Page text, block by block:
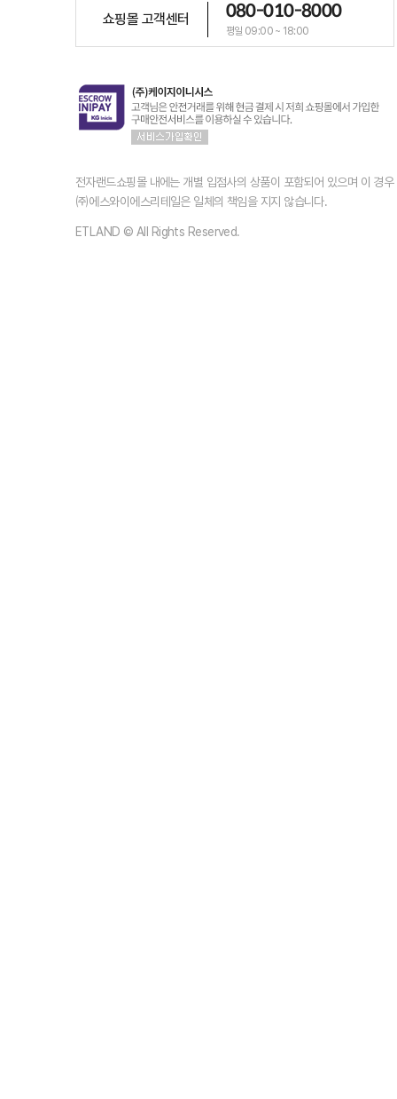
쇼핑몰 고객센터 080-010-8000
평일 09:00 ~ 18:00
전자랜드쇼핑몰 내에는 개별 입점사의 상품이 포함되어 있으며 이 경
㈜에스와이에스리테일은 일체의 책임을 지지 않습니다.
ETLAND © All Rights Reserved.